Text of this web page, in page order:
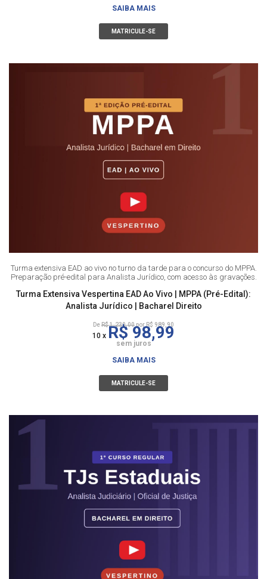
SAIBA MAIS
MATRICULE-SE
Turma extensiva EAD ao vivo no turno da tarde para o concurso do MPPA.
Preparação pré-edital para Analista Jurídico, com acesso às gravações.
Turma Extensiva Vespertina EAD Ao Vivo | MPPA (Pré-Edital):
Analista Jurídico | Bacharel Direito
DeR$ 1.230,00 por R$ 989,90
10 x R$ 98,99
sem juros
SAIBA MAIS
MATRICULE-SE